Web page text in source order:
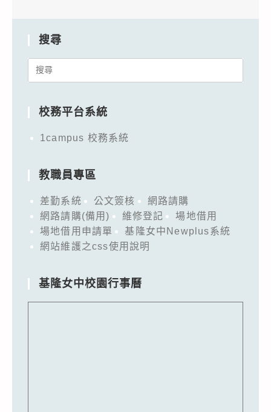
搜尋
Search
校務平台系統
1campus 校務系統
教職員專區
差勤系統 公文簽核
網路請購
網路請購(備用)
維修登記
場地借用
場地借用申請單
基隆女中Newplus系統
網站維護之css使用說明
基隆女中校園行事曆